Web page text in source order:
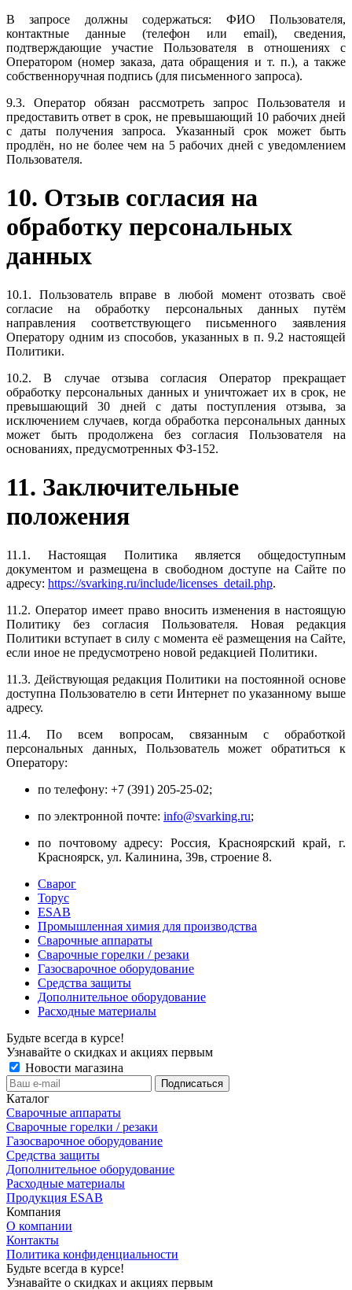
В запросе должны содержаться: ФИО Пользователя,
контактные данные (телефон или email), сведения,
подтверждающие участие Пользователя в отношениях с
Оператором (номер заказа, дата обращения и т. п.), а также
собственноручная подпись (для письменного запроса).
9.3. Оператор обязан рассмотреть запрос Пользователя и
предоставить ответ в срок, не превышающий 10 рабочих дней
с даты получения запроса. Указанный срок может быть
продлён, но не более чем на 5 рабочих дней с уведомлением
Пользователя.
10. Отзыв согласия на
обработку персональных
данных
10.1. Пользователь вправе в любой момент отозвать своё
согласие на обработку персональных данных путём
направления соответствующего письменного заявления
Оператору одним из способов, указанных в п. 9.2 настоящей
Политики.
10.2. В случае отзыва согласия Оператор прекращает
обработку персональных данных и уничтожает их в срок, не
превышающий 30 дней с даты поступления отзыва, за
исключением случаев, когда обработка персональных данных
может быть продолжена без согласия Пользователя на
основаниях, предусмотренных ФЗ-152.
11. Заключительные
положения
11.1. Настоящая Политика является общедоступным
документом и размещена в свободном доступе на Сайте по
адресу: https://svarking.ru/include/licenses_detail.php.
11.2. Оператор имеет право вносить изменения в настоящую
Политику без согласия Пользователя. Новая редакция
Политики вступает в силу с момента её размещения на Сайте,
если иное не предусмотрено новой редакцией Политики.
11.3. Действующая редакция Политики на постоянной основе
доступна Пользователю в сети Интернет по указанному выше
адресу.
11.4. По всем вопросам, связанным с обработкой
персональных данных, Пользователь может обратиться к
Оператору:
по телефону: +7 (391) 205-25-02;
по электронной почте: info@svarking.ru;
по почтовому адресу: Россия, Красноярский край, г.
Красноярск, ул. Калинина, 39в, строение 8.
Сварог
Торус
ESAB
Промышленная химия для производства
Сварочные аппараты
Сварочные горелки / резаки
Газосварочное оборудование
Средства защиты
Дополнительное оборудование
Расходные материалы
Будьте всегда в курсе!
Узнавайте о скидках и акциях первым
Новости магазина
Каталог
Сварочные аппараты
Сварочные горелки / резаки
Газосварочное оборудование
Средства защиты
Дополнительное оборудование
Расходные материалы
Продукция ESAB
Компания
О компании
Контакты
Политика конфиденциальности
Будьте всегда в курсе!
Узнавайте о скидках и акциях первым